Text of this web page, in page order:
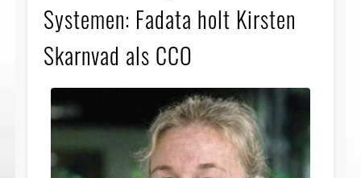
Systemen: Fadata holt Kirsten
Skarnvad als CCO